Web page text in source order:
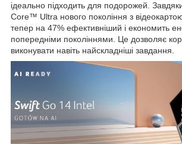
ідеально підходить для подорожей.
Core™ Ultra нового покоління з
тепер на 47% ефективніший і економить
попередніми поколіннями. Це дозволяє
виконувати навіть найскладніші завдання.